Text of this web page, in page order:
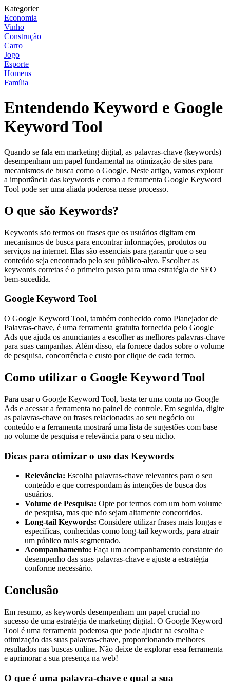
Kategorier
Economia
Vinho
Construção
Carro
Jogo
Esporte
Homens
Família
Entendendo Keyword e Google
Keyword Tool
Quando se fala em marketing digital, as palavras-chave (keywords)
desempenham um papel fundamental na otimização de sites para
mecanismos de busca como o Google. Neste artigo, vamos explorar
a importância das keywords e como a ferramenta Google Keyword
Tool pode ser uma aliada poderosa nesse processo.
O que são Keywords?
Keywords são termos ou frases que os usuários digitam em
mecanismos de busca para encontrar informações, produtos ou
serviços na internet. Elas são essenciais para garantir que o seu
conteúdo seja encontrado pelo seu público-alvo. Escolher as
keywords corretas é o primeiro passo para uma estratégia de SEO
bem-sucedida.
Google Keyword Tool
O Google Keyword Tool, também conhecido como Planejador de
Palavras-chave, é uma ferramenta gratuita fornecida pelo Google
Ads que ajuda os anunciantes a escolher as melhores palavras-chave
para suas campanhas. Além disso, ela fornece dados sobre o volume
de pesquisa, concorrência e custo por clique de cada termo.
Como utilizar o Google Keyword Tool
Para usar o Google Keyword Tool, basta ter uma conta no Google
Ads e acessar a ferramenta no painel de controle. Em seguida, digite
as palavras-chave ou frases relacionadas ao seu negócio ou
conteúdo e a ferramenta mostrará uma lista de sugestões com base
no volume de pesquisa e relevância para o seu nicho.
Dicas para otimizar o uso das Keywords
Relevância: Escolha palavras-chave relevantes para o seu
conteúdo e que correspondam às intenções de busca dos
usuários.
Volume de Pesquisa: Opte por termos com um bom volume
de pesquisa, mas que não sejam altamente concorridos.
Long-tail Keywords: Considere utilizar frases mais longas e
específicas, conhecidas como long-tail keywords, para atrair
um público mais segmentado.
Acompanhamento: Faça um acompanhamento constante do
desempenho das suas palavras-chave e ajuste a estratégia
conforme necessário.
Conclusão
Em resumo, as keywords desempenham um papel crucial no
sucesso de uma estratégia de marketing digital. O Google Keyword
Tool é uma ferramenta poderosa que pode ajudar na escolha e
otimização das suas palavras-chave, proporcionando melhores
resultados nas buscas online. Não deixe de explorar essa ferramenta
e aprimorar a sua presença na web!
O que é uma palavra-chave e qual a sua